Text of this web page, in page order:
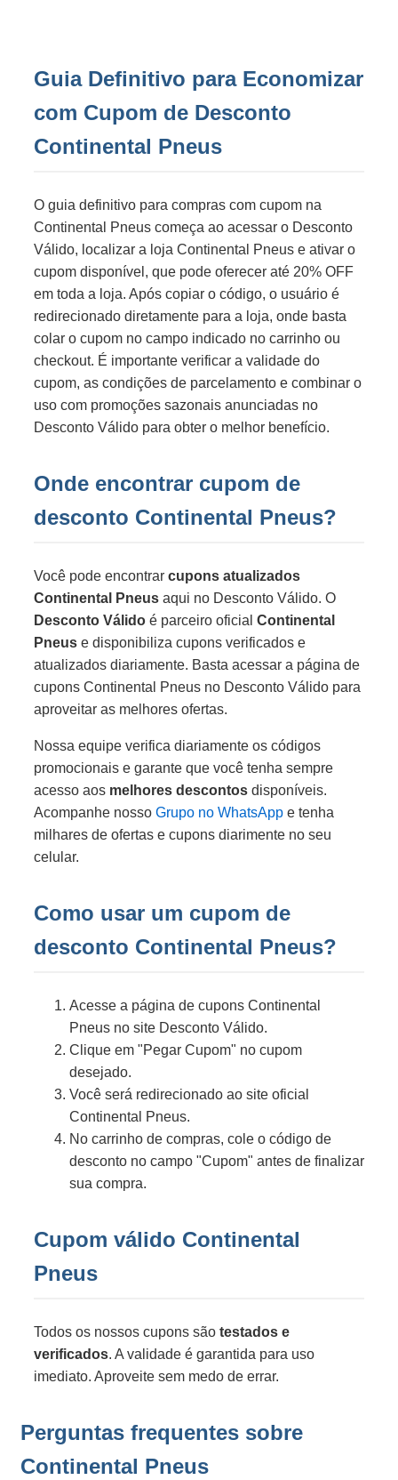
Guia Definitivo para Economizar
com Cupom de Desconto
Continental Pneus
O guia definitivo para compras com cupom na
Continental Pneus começa ao acessar o Desconto
Válido, localizar a loja Continental Pneus e ativar o
cupom disponível, que pode oferecer até 20% OFF
em toda a loja. Após copiar o código, o usuário é
redirecionado diretamente para a loja, onde basta
colar o cupom no campo indicado no carrinho ou
checkout. É importante verificar a validade do
cupom, as condições de parcelamento e combinar o
uso com promoções sazonais anunciadas no
Desconto Válido para obter o melhor benefício.
Onde encontrar cupom de
desconto Continental Pneus?
Você pode encontrar cupons atualizados
Continental Pneus aqui no Desconto Válido. O
Desconto Válido é parceiro oficial Continental
Pneus e disponibiliza cupons verificados e
atualizados diariamente. Basta acessar a página de
cupons Continental Pneus no Desconto Válido para
aproveitar as melhores ofertas.
Nossa equipe verifica diariamente os códigos
promocionais e garante que você tenha sempre
acesso aos melhores descontos disponíveis.
Acompanhe nosso Grupo no WhatsApp e tenha
milhares de ofertas e cupons diarimente no seu
celular.
Como usar um cupom de
desconto Continental Pneus?
Acesse a página de cupons Continental
Pneus no site Desconto Válido.
Clique em "Pegar Cupom" no cupom
desejado.
Você será redirecionado ao site oficial
Continental Pneus.
No carrinho de compras, cole o código de
desconto no campo "Cupom" antes de finalizar
sua compra.
Cupom válido Continental
Pneus
Todos os nossos cupons são testados e
verificados. A validade é garantida para uso
imediato. Aproveite sem medo de errar.
Perguntas frequentes sobre
Continental Pneus